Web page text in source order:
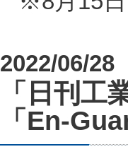
2022/06/28
「日刊工
「En-